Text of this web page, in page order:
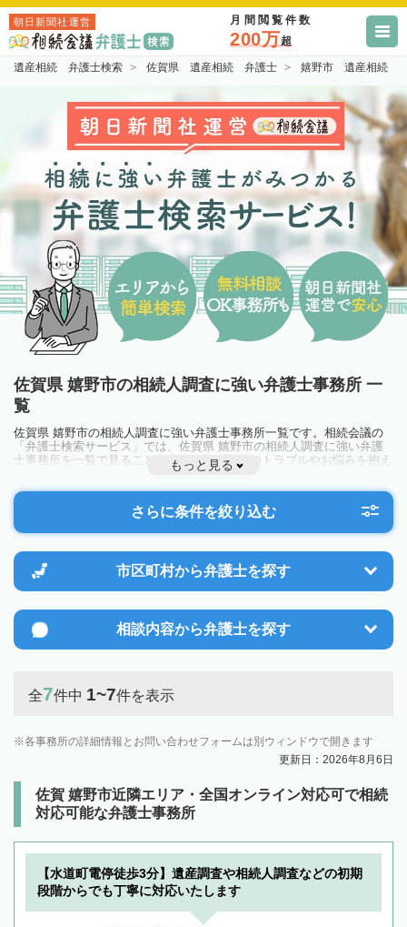
朝日新聞社運営 月間閲覧件数
200万超
遺産相続 弁護士検索 佐賀県 遺産相続 弁護士 嬉野市 遺産相続
佐賀県 嬉野市の相続人調査に強い弁護士事務所 一
覧
佐賀県 嬉野市の相続人調査に強い弁護士事務所一覧です。相続会議の
「弁護士検索サービス」では、佐賀県 嬉野市の相続人調査に強い弁護
士事務所を一覧で見ることが出来ます。相続のトラブルやお悩みを抱え
ている方は一度近隣の弁護士に相談してみましょう。
もっと見る
さらに条件を絞り込む
市区町村から弁護士を探す
相談内容から弁護士を探す
全7件中 1~7件を表示
各事務所の詳細情報とお問い合わせフォームは別ウィンドウで開きます
更新日：2026年8月6日
佐賀 嬉野市近隣エリア・全国オンライン対応可で相続
対応可能な弁護士事務所
【水道町電停徒歩3分】遺産調査や相続人調査などの初期
段階からでも丁寧に対応いたします